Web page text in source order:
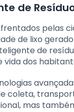
de
pelas
de lixo
de
dos
coleta,
mas